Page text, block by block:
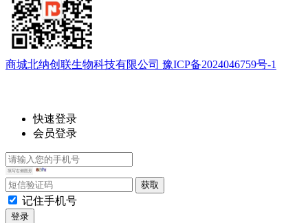
商城北纳创联生物科技有限公司 豫ICP备2024046759号-1
快速登录
会员登录
记住手机号
登录